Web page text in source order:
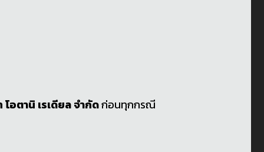
โอตานิ เรเดียล จำกัดก่อนทุกกรณี